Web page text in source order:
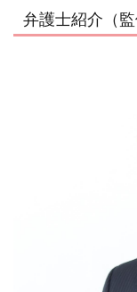
弁護士紹介（監